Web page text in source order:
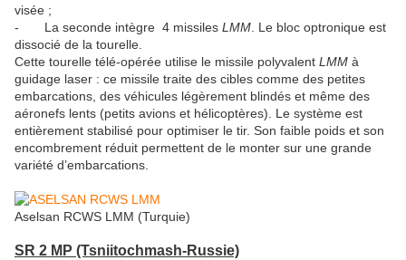
visée ;
- La seconde intègre 4 missiles LMM Le bloc optronique est
dissocié de la tourelle.
Cette tourelle télé-opérée utilise le missile polyvalent LMM à
guidage laser : ce missile traite des cibles comme des petites
embarcations, des véhicules légèrement blindés et même des
aéronefs lents (petits avions et hélicoptères). Le système est
entièrement stabilisé pour optimiser le tir. Son faible poids et son
encombrement réduit permettent de le monter sur une grande
variété d’embarcations.
Aselsan RCWS LMM (Turquie)
SR 2 MP (Tsniitochmash-Russie)